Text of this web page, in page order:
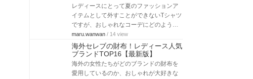
レディースにとって夏のファッションア
イテムとして外すことができないTシャツ
ですが、おしゃれなコーデにどのよう…
maru.wanwan / 14 view
海外セレブの財布！レディース人気
ブランドTOP16【最新版】
海外の女性たちがどのブランドの財布を
愛用しているのか、おしゃれが大好きな